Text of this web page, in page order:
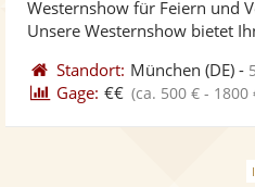
Westernshow für Feiern und
Unsere Westernshow bietet
Standort: München (DE) -
Gage: €€ (ca. 500 € -